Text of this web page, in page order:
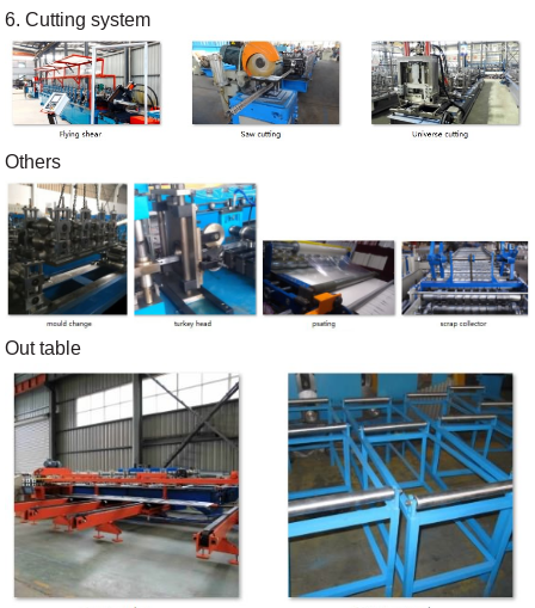
6. Cutting system
Others
Out table